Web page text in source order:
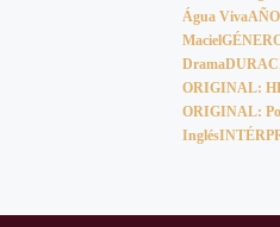
Água
ORIGINAL:
ORIGINAL: